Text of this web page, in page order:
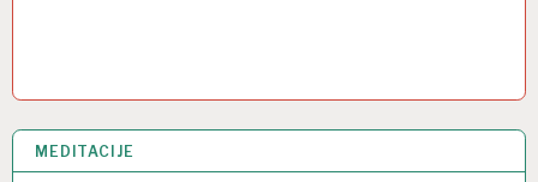
MEDITACIJE
24 PRO 2013